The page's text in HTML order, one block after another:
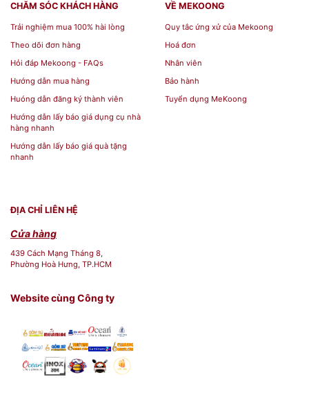
CHĂM SÓC KHÁCH HÀNG
Trải nghiệm mua 100% hài lòng
Theo dõi đơn hàng
Hỏi đáp Mekoong - FAQs
Hướng dẫn mua hàng
Huóng dẫn đăng ký thành viên
Hướng dẫn lấy báo giá dụng cụ nhà
hàng nhanh
Hướng dẫn lấy báo giá quà tặng
nhanh
VỀ MEKOONG
Quy tắc ứng xử của Mekoong
Hoá đơn
Nhân viên
Bảo hành
Tuyển dụng MeKoong
ĐỊA CHỈ LIÊN HỆ
Cửa hàng
439 Cách Mạng Tháng 8,
Phường Hoà Hưng, TP.HCM
Website cùng Công ty